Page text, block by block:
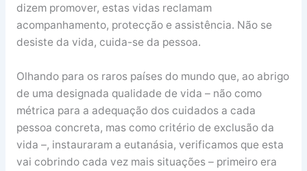
dizem promover, estas vidas reclamam
acompanhamento, protecção e assistência. Não se
desiste da vida, cuida-se da pessoa.
Olhando para os raros países do mundo que, ao abrigo
de uma designada qualidade de vida – não como
métrica para a adequação dos cuidados a cada
pessoa concreta, mas como critério de exclusão da
vida –, instauraram a eutanásia, verificamos que esta
vai cobrindo cada vez mais situações – primeiro era